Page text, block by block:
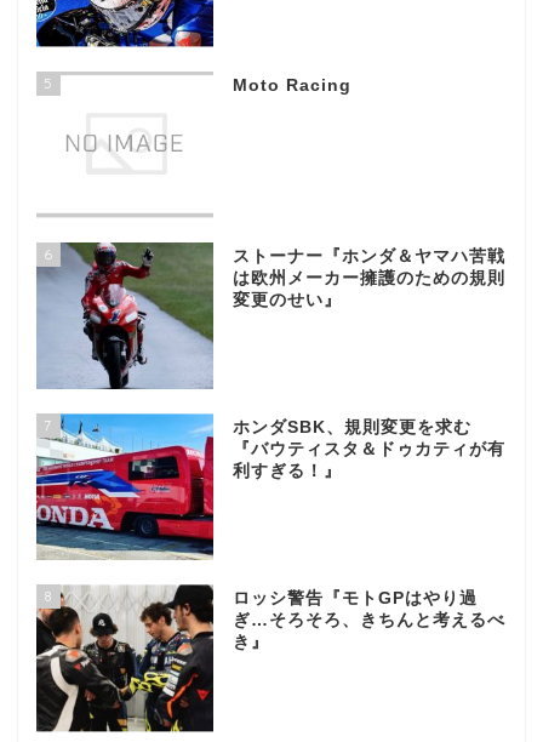
5 Moto Racing
6
ストーナー『ホンダ＆ヤマハ苦戦
は欧州メーカー擁護のための規則
変更のせい』
7
ホンダSBK、規則変更を求む
『バウティスタ＆ドゥカティが有
利すぎる！』
8
ロッシ警告『モトGPはやり過
ぎ…そろそろ、きちんと考えるべ
き』